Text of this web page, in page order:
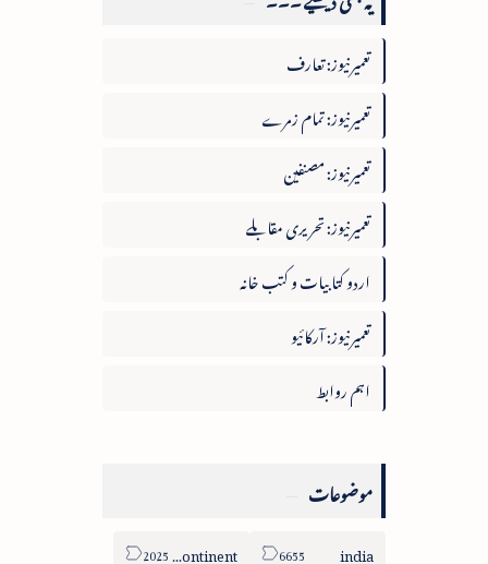
تعمیرنیوز: تعارف
تعمیرنیوز: تمام زمرے
تعمیرنیوز: مصنفین
تعمیرنیوز: تحریری مقابلے
اردو کتابیات و کتب خانہ
تعمیرنیوز: آرکائیو
اہم روابط
موضوعات
india
sub-continent